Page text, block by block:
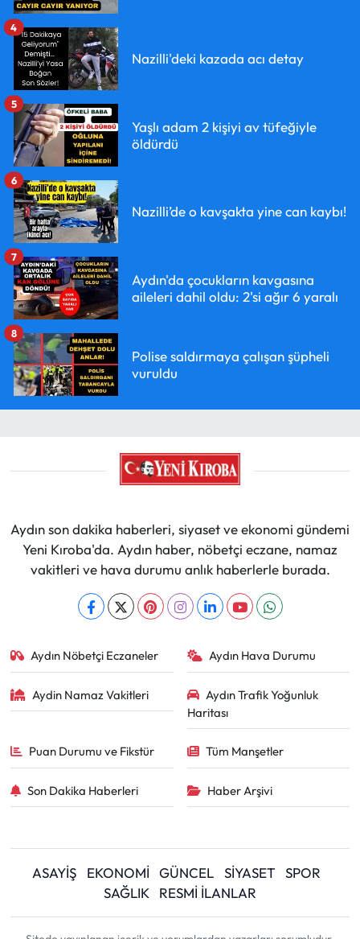
Nazilli'deki kazada acı detay
4
Yaşlı adam 2 kişiyi av tüfeğiyle
öldürdü
5
Nazilli’de o kavşakta yine can kaybı!
6
Aydın'da çocukların kavgasına
aileleri dahil oldu: 2'si ağır 6 yaralı
7
Polise saldırmaya çalışan şüpheli
vuruldu
8
Aydın son dakika haberleri, siyaset ve ekonomi gündemi
Yeni Kıroba'da. Aydın haber, nöbetçi eczane, namaz
vakitleri ve hava durumu anlık haberlerle burada.
Aydın Nöbetçi Eczaneler Aydın Hava Durumu
Aydin Namaz Vakitleri
Aydın Trafik Yoğunluk
Haritası
Puan Durumu ve Fikstür Tüm Manşetler
Son Dakika Haberleri Haber Arşivi
ASAYİŞ EKONOMİ GÜNCEL SİYASET
SPOR
SAĞLIK
RESMİ İLANLAR